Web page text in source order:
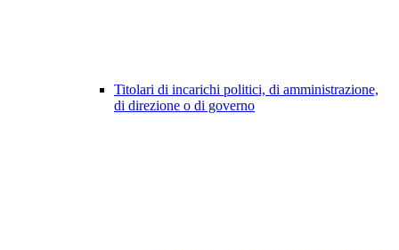
Titolari di incarichi politici, di amministrazione,
di direzione o di governo